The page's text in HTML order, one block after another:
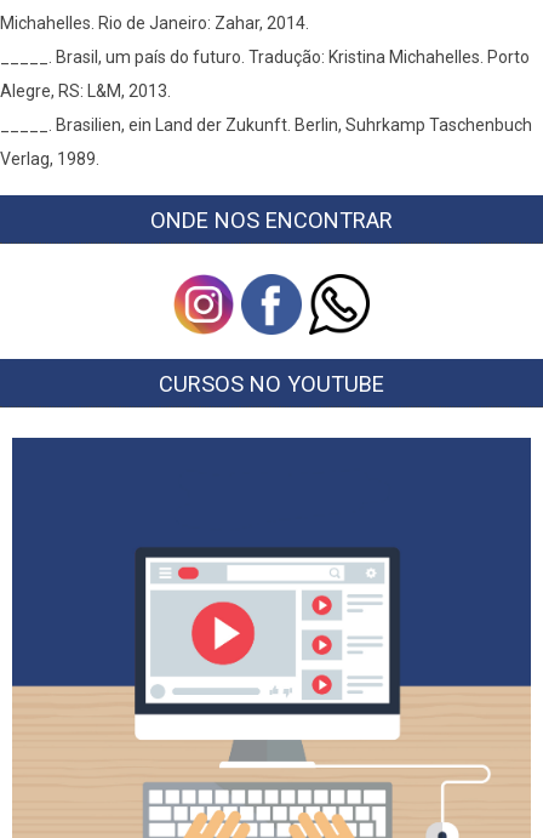
Michahelles. Rio de Janeiro: Zahar, 2014.
_____. Brasil, um país do futuro. Tradução: Kristina Michahelles. Porto
Alegre, RS: L&M, 2013.
_____. Brasilien, ein Land der Zukunft. Berlin, Suhrkamp Taschenbuch
Verlag, 1989.
ONDE NOS ENCONTRAR
CURSOS NO YOUTUBE